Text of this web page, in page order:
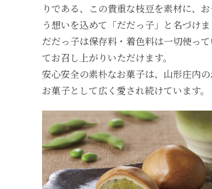
りである、この貴重な枝豆を素材に、
う想いを込めて「だだっ子」と名づけま
だだっ子は保存料・着色料は一切使っ
てお召し上がりいただけます。
安心安全の素朴なお菓子は、山形庄内
お菓子として広く愛され続けています。